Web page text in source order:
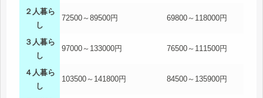
２人暮ら
し
72500～89500円 69800～118000円
３人暮ら
し
97000～133000円 76500～111500円
４人暮ら
し
103500～141800円 84500～135900円